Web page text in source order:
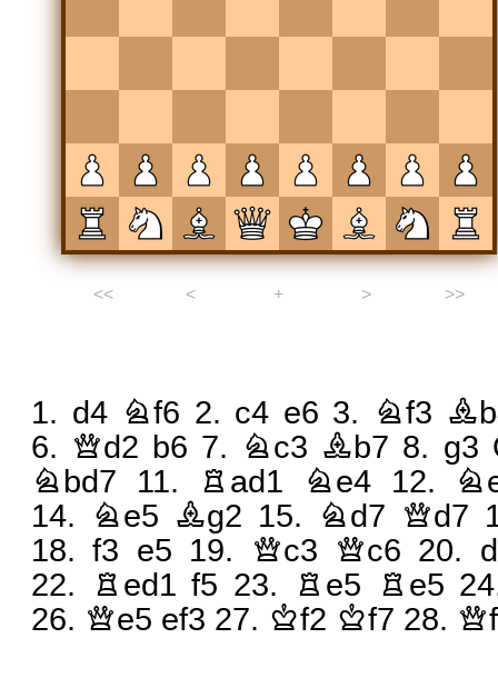
1. d4 Nf6 2. c4 e6 3. Nf3
6. Qd2 b6 7. Nc3 Bb7 8. g3
Nbd7 11. Rad1 Ne4 12.
14. Ne5 Bg2 15. Nd7 Qd7
18.f3 e5 19. Qc3 Qc6 20.
22. Red1 f5 23. Re5 Re5
26. Qe5 ef3 27. Kf2 Kf7 28.